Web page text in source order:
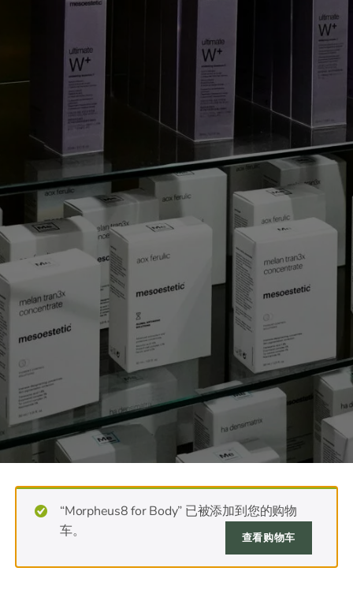
“Morpheus8 for Body” 已被添加到您的购物
车。
查看购物车